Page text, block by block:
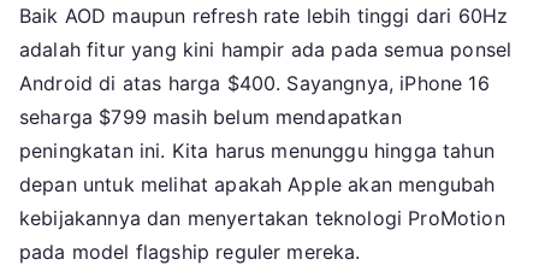
Baik AOD maupun refresh rate lebih tinggi dari 60Hz
adalah fitur yang kini hampir ada pada semua ponsel
Android di atas harga $400. Sayangnya, iPhone 16
seharga $799 masih belum mendapatkan
peningkatan ini. Kita harus menunggu hingga tahun
depan untuk melihat apakah Apple akan mengubah
kebijakannya dan menyertakan teknologi ProMotion
pada model flagship reguler mereka.